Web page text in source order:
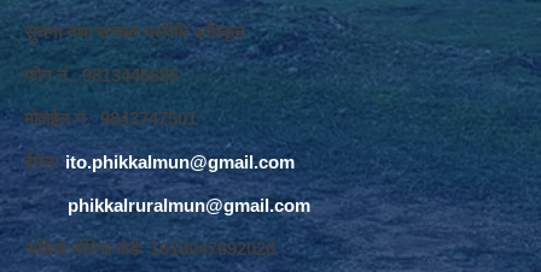
सुचना तथा सञ्‍चार प्रविधि अधिकृत
फोन नं. 9813445685
मोवाईल नं. 9843747501
ईमेलः ito.phikkalmun@gmail.com
phikkalruralmun@gmail.com
अडियो नोटिस वोर्डः 1610047692026